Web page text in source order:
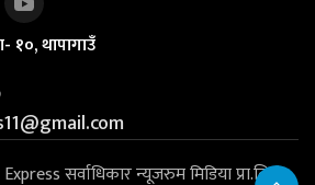
१०, थापागाउँ
सर्वाधिकार न्यूजरुम मिडिया प्रा.लि. |